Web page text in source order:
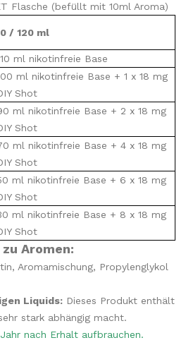
Flasche (befüllt mit 10ml Aroma)
/ 120 ml
ml nikotinfreie Base
ml nikotinfreie Base + 1 x 18 mg
Shot
ml nikotinfreie Base + 2 x 18 mg
Shot
ml nikotinfreie Base + 4 x 18 mg
Shot
ml nikotinfreie Base + 6 x 18 mg
Shot
ml nikotinfreie Base + 8 x 18 mg
Shot
Aromen:
Aromamischung, Propylenglykol
Liquids: Dieses Produkt enthält
stark abhängig macht.
nach Erhalt aufbrauchen.